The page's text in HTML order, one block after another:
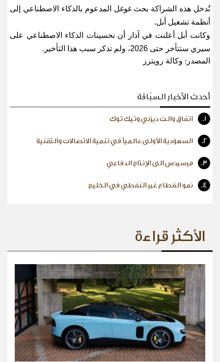
تُدخل هذه الشراكة بحث غوغل المدعوم بالذكاء الاصطناعي إلى
أنظمة تشغيل أبل.
وكانت أبل أعلنت في آذار أن تحسينات الذكاء الاصطناعي على
سيري ستتأخر حتى 2026، ولم تذكر سبب هذا التأخير
.
المصدر: وكالة رويترز
أحدث الأخبار السبّاقة
1. اتفاق والت ديزني وتيك توك
2. السعودية الأولى عالمياً في تنمية الاتصالات والتقنية
3. مرسيدس الى الإنتاج الدفاعي
4. نمو القطاع غير النفطي في الخليج
الأكثر قراءة